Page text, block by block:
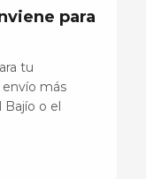
para
tu
envío más
Bajío o el